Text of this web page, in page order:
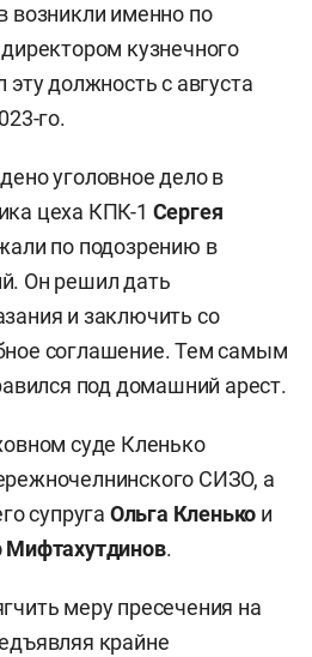
возникли именно по
кузнечного
должность с августа
го.
уголовное дело в
цеха КПК-1 Сергея
по подозрению в
Он решил дать
и заключить со
соглашение. Тем самым
под домашний арест.
суде Кленько
СИЗО, а
супруга Ольга Кленько и
Мифтахутдинов.
меру пресечения на
крайне